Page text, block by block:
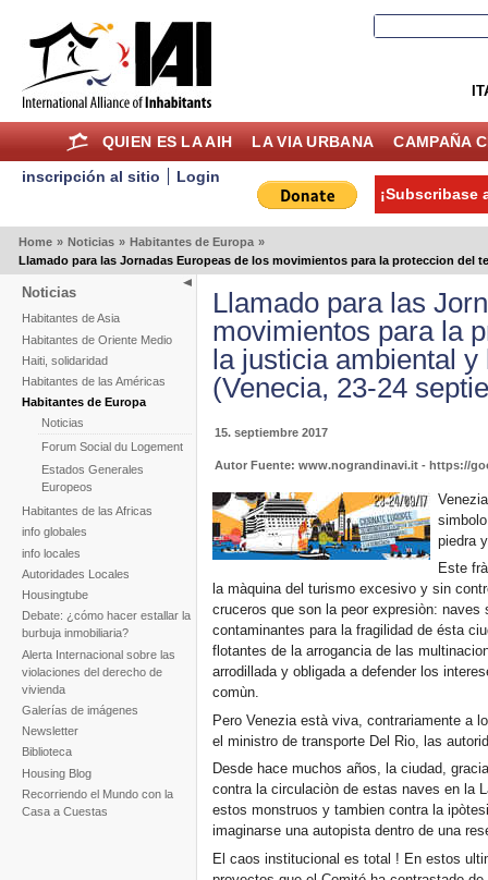
QUIEN ES LA AIH LA VIA URBANA CAMPAÑA
inscripción al sitio
Login
¡Subscribase
Home » Noticias » Habitantes de Europa »
Llamado para las Jornadas Europeas de los movimientos para la proteccion del
Noticias
Habitantes de Asia
Habitantes de Oriente Medio
Haiti, solidaridad
Habitantes de las Américas
Habitantes de Europa
Noticias
Forum Social du Logement
Estados Generales
Europeos
Habitantes de las Africas
info globales
info locales
Autoridades Locales
Housingtube
Debate: ¿cómo hacer estallar la
burbuja inmobiliaria?
Alerta Internacional sobre las
violaciones del derecho de
vivienda
Galerías de imágenes
Newsletter
Biblioteca
Housing Blog
Recorriendo el Mundo con la
Casa a Cuestas
Llamado para las
movimientos para la
la justicia ambiental
(Venecia, 23-24
15. septiembre 2017
Autor Fuente: www.nograndinavi.it - https://
piedra
Este
la màquina del turismo excesivo y sin
cruceros que son la peor expresiòn:
contaminantes para la fragilidad de ésta
flotantes de la arrogancia de las
arrodillada y obligada a defender los
comùn.
Pero Venezia està viva, contrariamente a
el ministro de transporte Del Rio, las
Desde hace muchos años, la ciudad,
contra la circulaciòn de estas naves en la
estos monstruos y tambien contra la
imaginarse una autopista dentro de una
El caos institucional es total ! En estos